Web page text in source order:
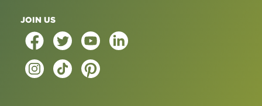
JOIN US